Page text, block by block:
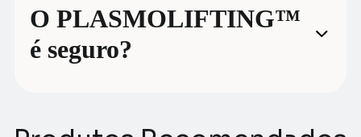
O PLASMOLIFTING™
é seguro?